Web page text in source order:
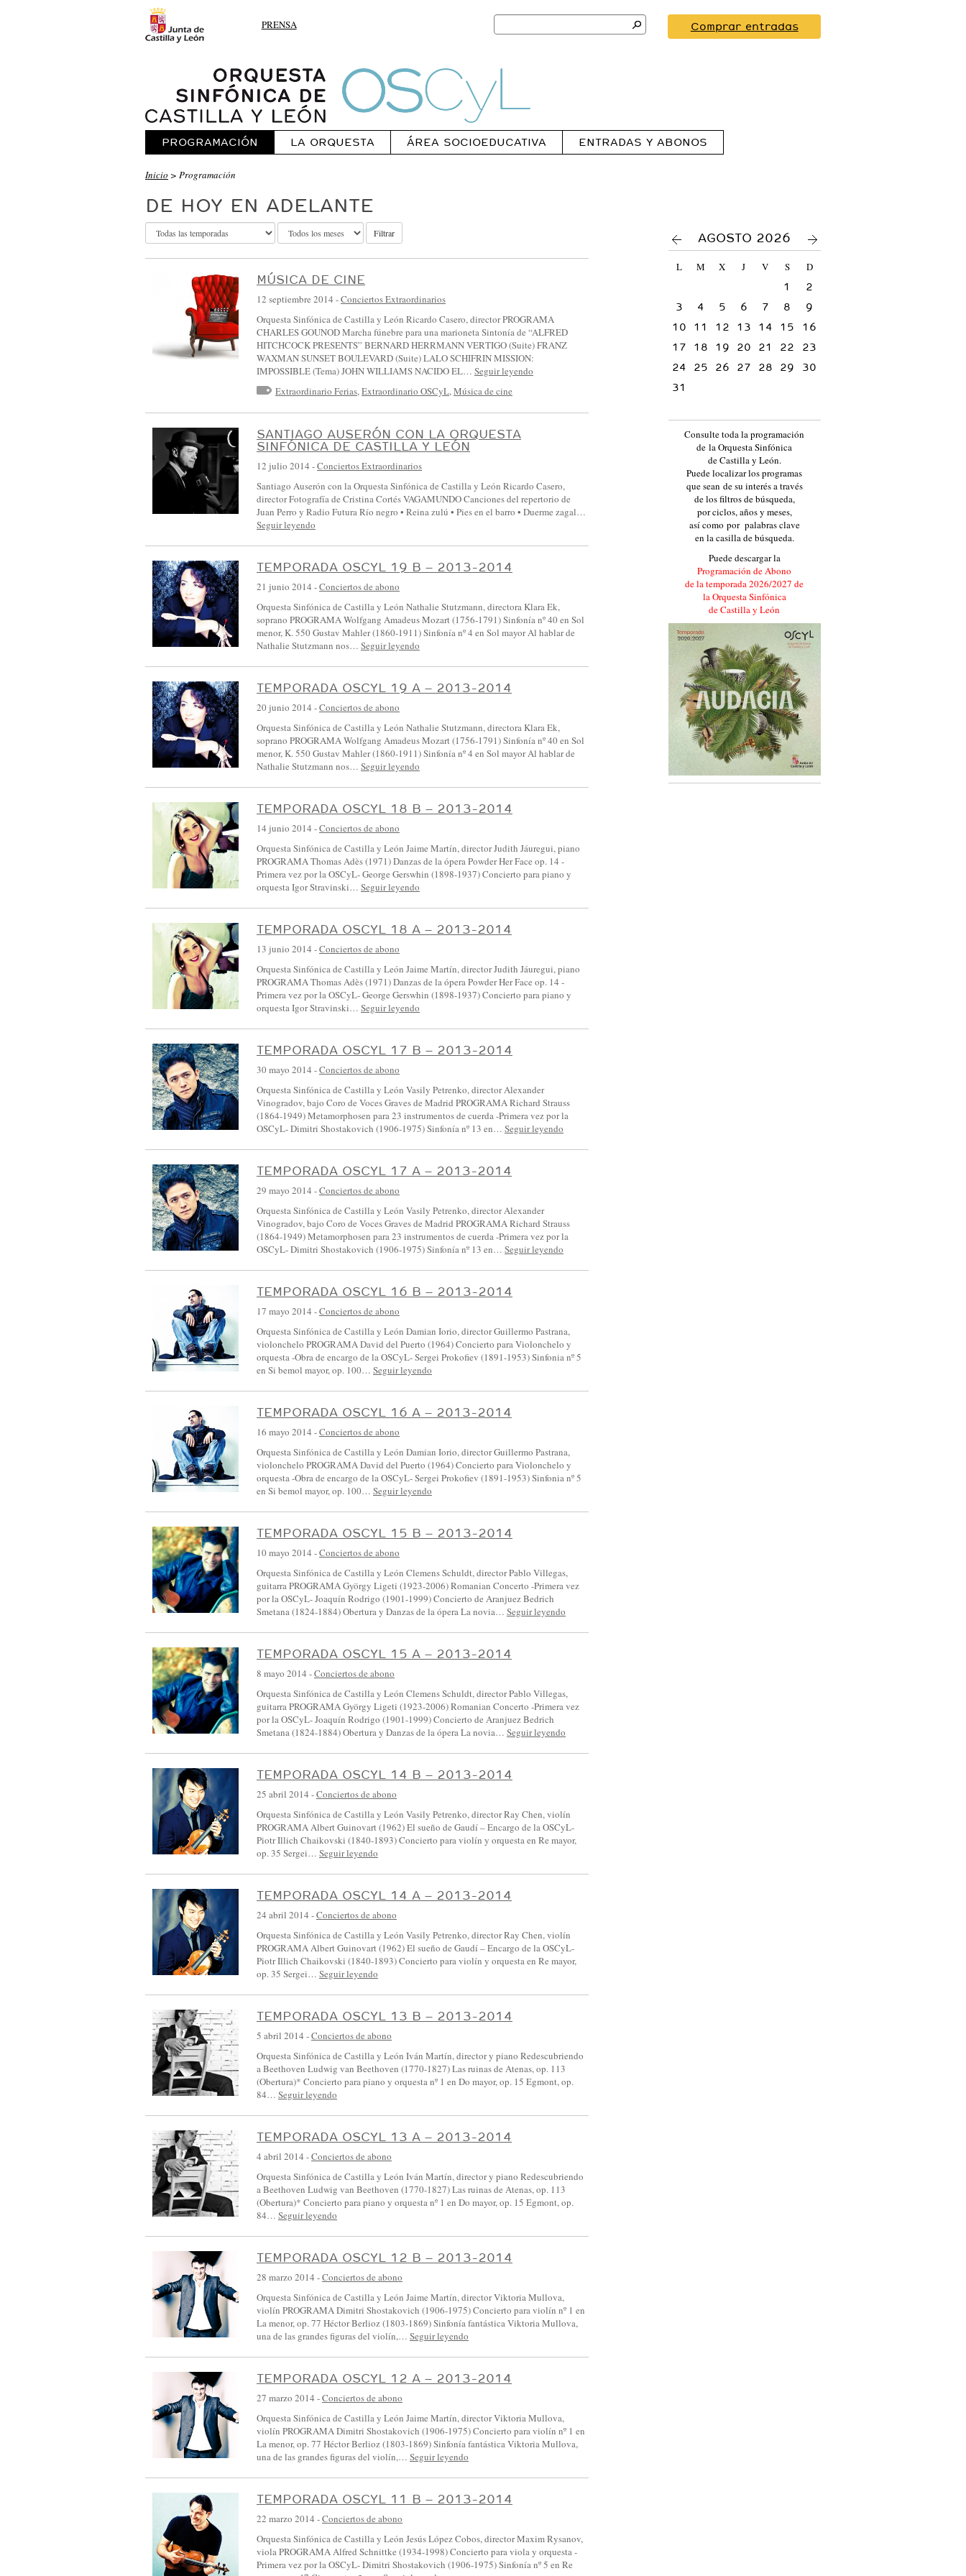
PRENSA
Search
for:
Comprar entradas
PROGRAMACIÓN LA ORQUESTA ÁREA SOCIOEDUCATIVA ENTRADAS Y ABONOS
O
R
Q
U
E
Ó
N
C
C
A
S
T
L
L
A
Y
L
E
Ó
N
T
O
Inicio > Programación
DE HOY EN ADELANTE
Filtrar
MÚSICA DE CINE
12 septiembre 2014 -Conciertos Extraordinarios
Orquesta Sinfónica de Castilla y León Ricardo Casero, director PROGRAMA
CHARLES GOUNOD Marcha fúnebre para una marioneta Sintonía de “ALFRED
HITCHCOCK PRESENTS” BERNARD HERRMANN VERTIGO (Suite) FRANZ
WAXMAN SUNSET BOULEVARD (Suite) LALO SCHIFRIN MISSION:
IMPOSSIBLE (Tema) JOHN WILLIAMS NACIDO EL… Seguir leyendo
Extraordinario Ferias, Extraordinario OSCyL, Música de cine
SANTIAGO AUSERÓN CON LA ORQUESTA
SINFÓNICA DE CASTILLA Y LEÓN
12 julio 2014 -Conciertos Extraordinarios
Santiago Auserón con la Orquesta Sinfónica de Castilla y León Ricardo Casero,
director Fotografía de Cristina Cortés VAGAMUNDO Canciones del repertorio de
Juan Perro y Radio Futura Río negro • Reina zulú • Pies en el barro • Duerme zagal…
Seguir leyendo
TEMPORADA OSCYL 19 B – 2013-2014
21 junio 2014 -Conciertos de abono
Orquesta Sinfónica de Castilla y León Nathalie Stutzmann, directora Klara Ek,
soprano PROGRAMA Wolfgang Amadeus Mozart (1756-1791) Sinfonía nº 40 en Sol
menor, K. 550 Gustav Mahler (1860-1911) Sinfonía nº 4 en Sol mayor Al hablar de
Nathalie Stutzmann nos… Seguir leyendo
TEMPORADA OSCYL 19 A – 2013-2014
20 junio 2014 -Conciertos de abono
Orquesta Sinfónica de Castilla y León Nathalie Stutzmann, directora Klara Ek,
soprano PROGRAMA Wolfgang Amadeus Mozart (1756-1791) Sinfonía nº 40 en Sol
menor, K. 550 Gustav Mahler (1860-1911) Sinfonía nº 4 en Sol mayor Al hablar de
Nathalie Stutzmann nos… Seguir leyendo
TEMPORADA OSCYL 18 B – 2013-2014
14 junio 2014 -Conciertos de abono
Orquesta Sinfónica de Castilla y León Jaime Martín, director Judith Jáuregui, piano
PROGRAMA Thomas Adès (1971) Danzas de la ópera Powder Her Face op. 14 -
Primera vez por la OSCyL- George Gerswhin (1898-1937) Concierto para piano y
orquesta Igor Stravinski… Seguir leyendo
TEMPORADA OSCYL 18 A – 2013-2014
13 junio 2014 -Conciertos de abono
Orquesta Sinfónica de Castilla y León Jaime Martín, director Judith Jáuregui, piano
PROGRAMA Thomas Adès (1971) Danzas de la ópera Powder Her Face op. 14 -
Primera vez por la OSCyL- George Gerswhin (1898-1937) Concierto para piano y
orquesta Igor Stravinski… Seguir leyendo
TEMPORADA OSCYL 17 B – 2013-2014
30 mayo 2014 -Conciertos de abono
Orquesta Sinfónica de Castilla y León Vasily Petrenko, director Alexander
Vinogradov, bajo Coro de Voces Graves de Madrid PROGRAMA Richard Strauss
(1864-1949) Metamorphosen para 23 instrumentos de cuerda -Primera vez por la
OSCyL- Dimitri Shostakovich (1906-1975) Sinfonía nº 13 en… Seguir leyendo
TEMPORADA OSCYL 17 A – 2013-2014
29 mayo 2014 -Conciertos de abono
Orquesta Sinfónica de Castilla y León Vasily Petrenko, director Alexander
Vinogradov, bajo Coro de Voces Graves de Madrid PROGRAMA Richard Strauss
(1864-1949) Metamorphosen para 23 instrumentos de cuerda -Primera vez por la
OSCyL- Dimitri Shostakovich (1906-1975) Sinfonía nº 13 en… Seguir leyendo
TEMPORADA OSCYL 16 B – 2013-2014
17 mayo 2014 -Conciertos de abono
Orquesta Sinfónica de Castilla y León Damian Iorio, director Guillermo Pastrana,
violonchelo PROGRAMA David del Puerto (1964) Concierto para Violonchelo y
orquesta -Obra de encargo de la OSCyL- Sergei Prokofiev (1891-1953) Sinfonia nº 5
en Si bemol mayor, op. 100… Seguir leyendo
TEMPORADA OSCYL 16 A – 2013-2014
16 mayo 2014 -Conciertos de abono
Orquesta Sinfónica de Castilla y León Damian Iorio, director Guillermo Pastrana,
violonchelo PROGRAMA David del Puerto (1964) Concierto para Violonchelo y
orquesta -Obra de encargo de la OSCyL- Sergei Prokofiev (1891-1953) Sinfonia nº 5
en Si bemol mayor, op. 100… Seguir leyendo
TEMPORADA OSCYL 15 B – 2013-2014
10 mayo 2014 -Conciertos de abono
Orquesta Sinfónica de Castilla y León Clemens Schuldt, director Pablo Villegas,
guitarra PROGRAMA György Ligeti (1923-2006) Romanian Concerto -Primera vez
por la OSCyL- Joaquín Rodrigo (1901-1999) Concierto de Aranjuez Bedrich
Smetana (1824-1884) Obertura y Danzas de la ópera La novia… Seguir leyendo
TEMPORADA OSCYL 15 A – 2013-2014
8 mayo 2014 -Conciertos de abono
Orquesta Sinfónica de Castilla y León Clemens Schuldt, director Pablo Villegas,
guitarra PROGRAMA György Ligeti (1923-2006) Romanian Concerto -Primera vez
por la OSCyL- Joaquín Rodrigo (1901-1999) Concierto de Aranjuez Bedrich
Smetana (1824-1884) Obertura y Danzas de la ópera La novia… Seguir leyendo
TEMPORADA OSCYL 14 B – 2013-2014
25 abril 2014 -Conciertos de abono
Orquesta Sinfónica de Castilla y León Vasily Petrenko, director Ray Chen, violín
PROGRAMA Albert Guinovart (1962) El sueño de Gaudí – Encargo de la OSCyL-
Piotr Illich Chaikovski (1840-1893) Concierto para violín y orquesta en Re mayor,
op. 35 Sergei… Seguir leyendo
TEMPORADA OSCYL 14 A – 2013-2014
24 abril 2014 -Conciertos de abono
Orquesta Sinfónica de Castilla y León Vasily Petrenko, director Ray Chen, violín
PROGRAMA Albert Guinovart (1962) El sueño de Gaudí – Encargo de la OSCyL-
Piotr Illich Chaikovski (1840-1893) Concierto para violín y orquesta en Re mayor,
op. 35 Sergei… Seguir leyendo
TEMPORADA OSCYL 13 B – 2013-2014
5 abril 2014 -Conciertos de abono
Orquesta Sinfónica de Castilla y León Iván Martín, director y piano Redescubriendo
a Beethoven Ludwig van Beethoven (1770-1827) Las ruinas de Atenas, op. 113
(Obertura)* Concierto para piano y orquesta nº 1 en Do mayor, op. 15 Egmont, op.
84… Seguir leyendo
TEMPORADA OSCYL 13 A – 2013-2014
4 abril 2014 -Conciertos de abono
Orquesta Sinfónica de Castilla y León Iván Martín, director y piano Redescubriendo
a Beethoven Ludwig van Beethoven (1770-1827) Las ruinas de Atenas, op. 113
(Obertura)* Concierto para piano y orquesta nº 1 en Do mayor, op. 15 Egmont, op.
84… Seguir leyendo
TEMPORADA OSCYL 12 B – 2013-2014
28 marzo 2014 -Conciertos de abono
Orquesta Sinfónica de Castilla y León Jaime Martín, director Viktoria Mullova,
violín PROGRAMA Dimitri Shostakovich (1906-1975) Concierto para violín nº 1 en
La menor, op. 77 Héctor Berlioz (1803-1869) Sinfonía fantástica Viktoria Mullova,
una de las grandes figuras del violín,… Seguir leyendo
TEMPORADA OSCYL 12 A – 2013-2014
27 marzo 2014 -Conciertos de abono
Orquesta Sinfónica de Castilla y León Jaime Martín, director Viktoria Mullova,
violín PROGRAMA Dimitri Shostakovich (1906-1975) Concierto para violín nº 1 en
La menor, op. 77 Héctor Berlioz (1803-1869) Sinfonía fantástica Viktoria Mullova,
una de las grandes figuras del violín,… Seguir leyendo
TEMPORADA OSCYL 11 B – 2013-2014
22 marzo 2014 -Conciertos de abono
Orquesta Sinfónica de Castilla y León Jesús López Cobos, director Maxim Rysanov,
viola PROGRAMA Alfred Schnittke (1934-1998) Concierto para viola y orquesta -
Primera vez por la OSCyL- Dimitri Shostakovich (1906-1975) Sinfonía nº 5 en Re
AGOSTO 2026
L M X J V S
D
1
2
3
4 5 6 7 8
9
10
11 12 13 14 15
16
17
18 19 20 21 22
23
24
25 26 27 28 29
30
31
Consulte toda la programación
de la Orquesta Sinfónica
de Castilla y León.
Puede localizar los programas
que sean de su interés a través
de los filtros de búsqueda,
por ciclos, años y meses,
así como por palabras clave
en la casilla de búsqueda.
Puede descargar la
Programación de Abono
de la temporada 2026/2027 de
la Orquesta Sinfónica
de Castilla y León